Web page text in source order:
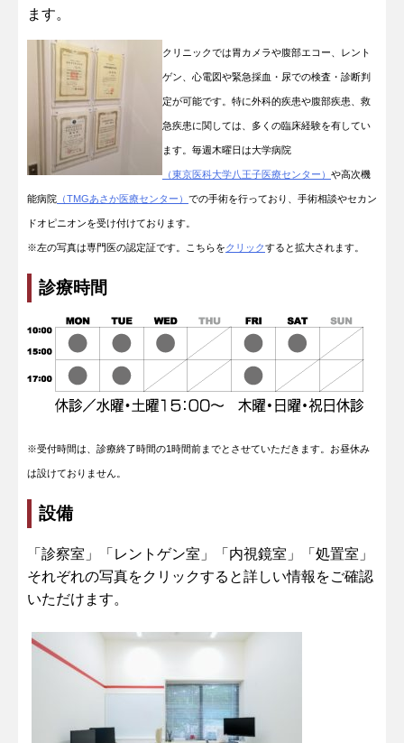
ます。
クリニックでは胃カメラや腹部エコー、レント
ゲン、心電図や緊急採血・尿での検査・診断判
定が可能です。特に外科的疾患や腹部疾患、救
急疾患に関しては、多くの臨床経験を有してい
ます。毎週木曜日は大学病院
（東京医科大学八王子医療センター） や高次機
能病院 （TMGあさか医療センター） での手術を行っており、手術相談やセカン
ドオピニオンを受け付けております。
※左の写真は専門医の認定証です。こちらをクリックすると拡大されます。
診療時間
※受付時間は、診療終了時間の1時間前までとさせていただきます。 お昼休み
は設けておりません。
設備
「診察室」「レントゲン室」「内視鏡室」「処置室」
それぞれの写真をクリックすると詳しい情報をご確認
いただけます。